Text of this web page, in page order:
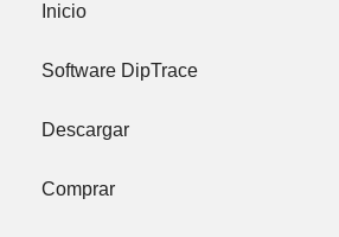
Inicio
Software DipTrace
Captura esquemática
Bibliotecas
Descargar
Descargar DipTrace
Comprar